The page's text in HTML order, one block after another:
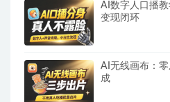
AI数字人口播
变现闭环
AI无线画布：
成